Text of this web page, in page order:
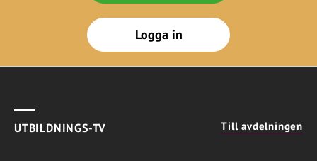
Logga in
UTBILDNINGS-TV Till avdelningen